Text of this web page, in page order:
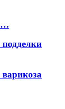
варикоза